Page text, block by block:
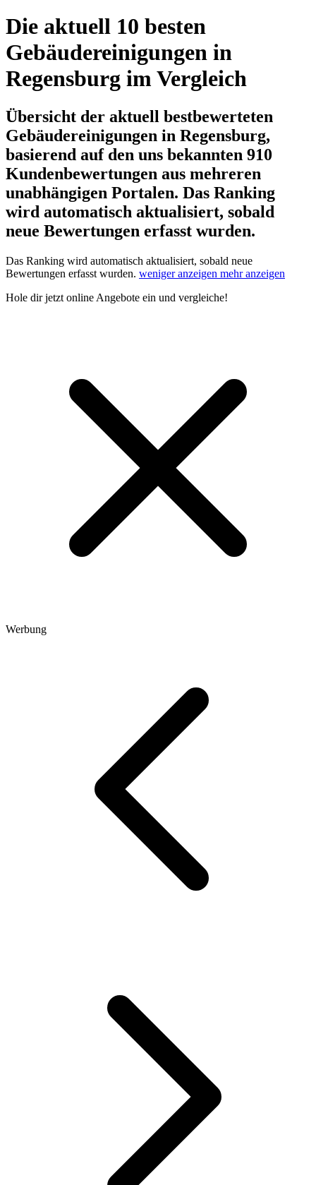
Die aktuell 10 besten
Gebäudereinigungen in
Regensburg im Vergleich
Übersicht der aktuell bestbewerteten
Gebäudereinigungen in Regensburg,
basierend auf den uns bekannten 910
Kundenbewertungen aus mehreren
unabhängigen Portalen. Das Ranking
wird automatisch aktualisiert, sobald
neue Bewertungen erfasst wurden.
Das Ranking wird automatisch aktualisiert, sobald neue
Bewertungen erfasst wurden. weniger anzeigen mehr anzeigen
Hole dirjetzt online Angebote ein und vergleiche!
Werbung